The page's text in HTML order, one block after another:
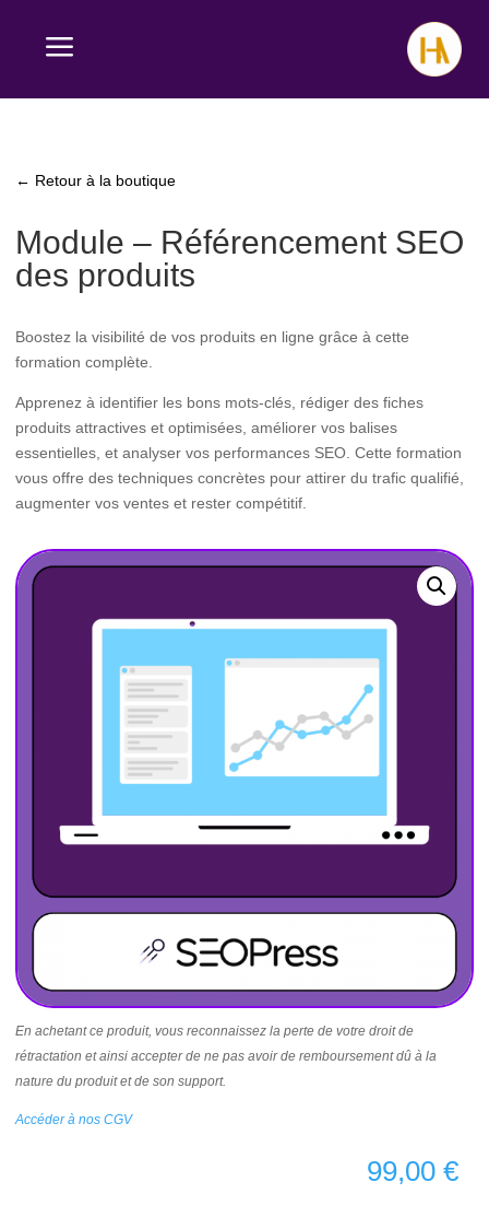
a
← Retour à la boutique
Module – Référencement SEO
des produits
Boostez la visibilité de vos produits en ligne grâce à cette
formation complète.
Apprenez à identifier les bons mots-clés, rédiger des fiches
produits attractives et optimisées, améliorer vos balises
essentielles, et analyser vos performances SEO. Cette formation
vous offre des techniques concrètes pour attirer du trafic qualifié,
augmenter vos ventes et rester compétitif.
En achetant ce produit, vous reconnaissez la perte de votre droit de
rétractation et ainsi accepter de ne pas avoir de remboursement dû à la
nature du produit et de son support.
Accéder à nos CGV
99,00 €